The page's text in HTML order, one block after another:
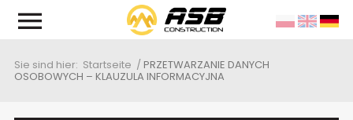
Sie sind hier: Startseite / PRZETWARZANIE DANYCH
OSOBOWYCH – KLAUZULA INFORMACYJNA